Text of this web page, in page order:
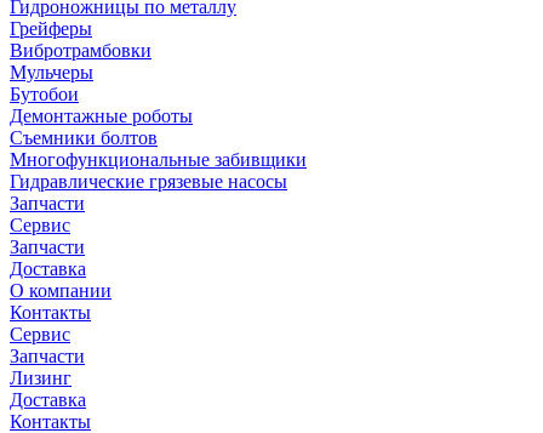
Гидроножницы по металлу
Грейферы
Вибротрамбовки
Мульчеры
Бутобои
Демонтажные роботы
Съемники болтов
Многофункциональные забивщики
Гидравлические грязевые насосы
Запчасти
Сервис
Запчасти
Доставка
О компании
Контакты
Сервис
Запчасти
Лизинг
Доставка
Контакты